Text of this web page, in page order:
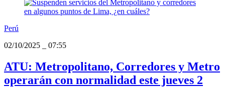
Perú
02/10/2025
07:55
ATU: Metropolitano, Corredores y Metro
operarán con normalidad este jueves 2